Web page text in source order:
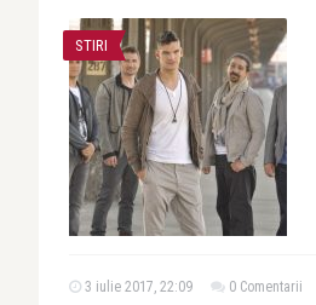
STIRI
3 iulie 2017, 22:09 0 Comentarii